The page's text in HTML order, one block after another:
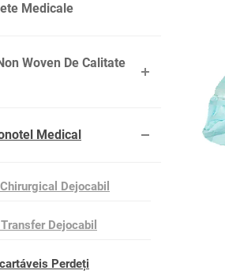
Medicale
Woven De Calitate
Medical
Dejocabil
Dejocabil
Perdeți